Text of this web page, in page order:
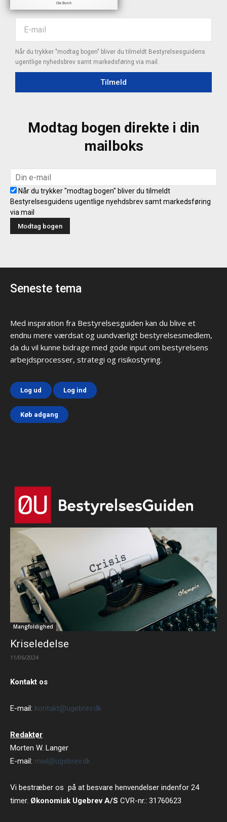
Når du trykker "modtag bogen" bliver du tilmeldt Bestyrelsesguidens
ugentlige nyhedsbrev samt markedsføring via mail.
Tilmeld
Modtag bogen direkte i din
mailboks
Når du trykker "modtag bogen" bliver du tilmeldt
Bestyrelsesguidens ugentlige nyehdsbrev samt markedsføring
via mail
Seneste tema
Med inspiration fra Bestyrelsesguiden kan du blive et
endnu mere værdsat og uundværligt bestyrelsesmedlem,
da du vil kunne bidrage med gode input om bestyrelsens
arbejdsprocesser, strategi og risikostyring.
Log ud Log ind
Køb adgang
Mangfoldighed
Kriseledelse
11/06/2024
Kontakt os
E-mail: kontakt@ugebrev.dk
Redaktør
Morten W. Langer
E-mail: mwl@ugebrev.dk
Vi bestræber os på at besvare henvendelser indenfor 24
timer. Økonomisk Ugebrev A/S CVR-nr.: 31760623